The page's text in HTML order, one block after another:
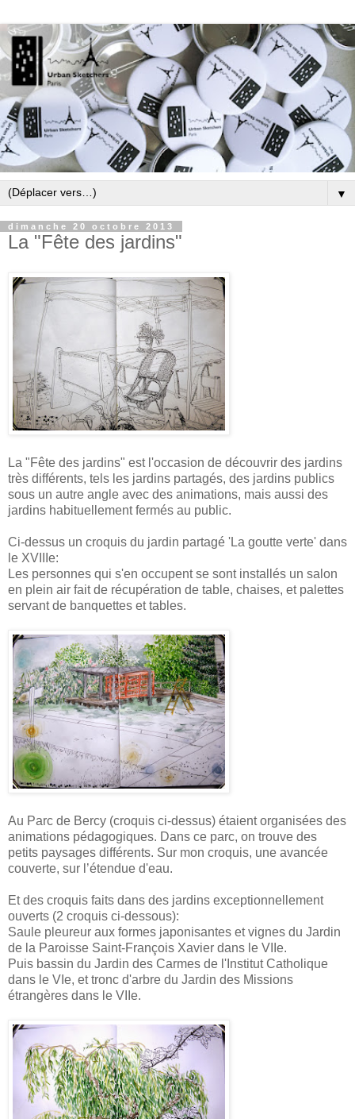
▼
dimanche 20 octobre 2013
La "Fête des jardins"
La "Fête des jardins" est l'occasion de découvrir des jardins
très différents, tels les jardins partagés, des jardins publics
sous un autre angle avec des animations, mais aussi des
jardins habituellement fermés au public.
Ci-dessus un croquis du jardin partagé 'La goutte verte' dans
le XVIIIe:
Les personnes qui s'en occupent se sont installés un salon
en plein air fait de récupération de table, chaises, et palettes
servant de banquettes et tables.
Au Parc de Bercy (croquis ci-dessus) étaient organisées des
animations pédagogiques. Dans ce parc, on trouve des
petits paysages différents. Sur mon croquis, une avancée
couverte, sur l’étendue d'eau.
Et des croquis faits dans des jardins exceptionnellement
ouverts (2 croquis ci-dessous):
Saule pleureur aux formes japonisantes et vignes du Jardin
de la Paroisse Saint-François Xavier dans le VIIe.
Puis bassin du Jardin des Carmes de l'Institut Catholique
dans le VIe, et tronc d'arbre du Jardin des Missions
étrangères dans le VIIe.